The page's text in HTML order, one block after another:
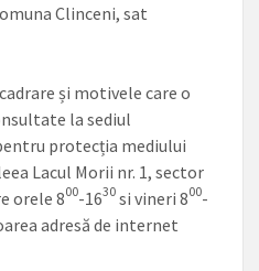
Clinceni, sat
și motivele care o
la sediul
protecția mediului
Lacul Morii nr. 1, sector
orele 800-1630 si vineri 800-
adresă de internet